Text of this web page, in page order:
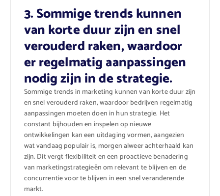
3. Sommige trends kunnen
van korte duur zijn en snel
verouderd raken, waardoor
er regelmatig aanpassingen
nodig zijn in de strategie.
Sommige trends in marketing kunnen van korte duur zijn
en snel verouderd raken, waardoor bedrijven regelmatig
aanpassingen moeten doen in hun strategie. Het
constant bijhouden en inspelen op nieuwe
ontwikkelingen kan een uitdaging vormen, aangezien
wat vandaag populair is, morgen alweer achterhaald kan
zijn. Dit vergt flexibiliteit en een proactieve benadering
van marketingstrategieën om relevant te blijven en de
concurrentie voor te blijven in een snel veranderende
markt.